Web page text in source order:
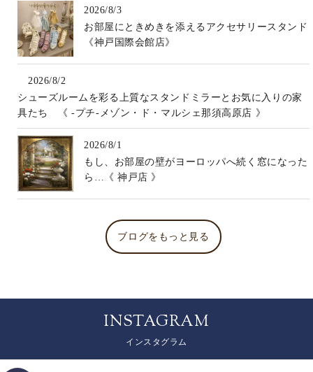
2026/8/3
お部屋にときめきを添えるアクセサリースタンド
《神戸国際会館店》
2026/8/2
シューズルームを彩る上質なスタンドミラーとお気に入りの家
具たち 《 -プチ-メゾン・ド・マルシェ那須高原店 》
2026/8/1
もし、お部屋の壁がヨーロッパへ続く窓になった
ら…《 神戸店 》
ブログをもっと見る
INSTAGRAM
インスタグラム